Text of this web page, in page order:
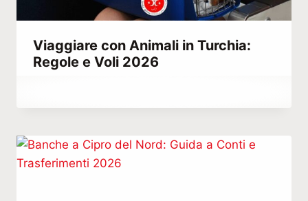
Viaggiare con Animali in Turchia:
Regole e Voli 2026